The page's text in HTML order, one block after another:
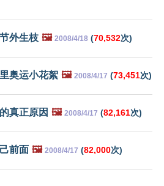
外生枝 🖼️ 2008/4/18 (70,532次)
奥运小花絮 🖼️ 2008/4/17 (73,451次)
真正原因 🖼️ 2008/4/17 (82,161次)
前面 🖼️ 2008/4/17 (82,000次)